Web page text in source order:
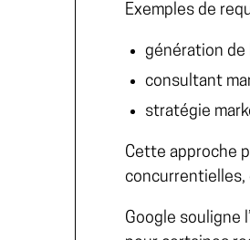
Exemples de
génération de
consultant
stratégie
Cette approche
concurrentielles,
Google souligne